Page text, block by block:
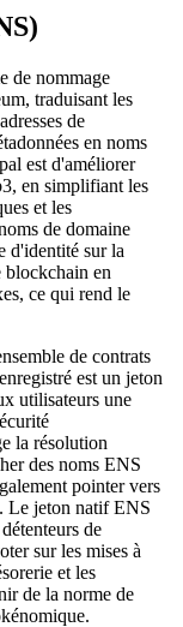
de nommage
traduisant les
de
en noms
est d'améliorer
en simplifiant les
et les
de domaine
d'identité sur la
blockchain en
ce qui rend le
de contrats
est un jeton
utilisateurs une
la résolution
des noms ENS
pointer vers
Le jeton natif ENS
de
sur les mises à
et les
de la norme de